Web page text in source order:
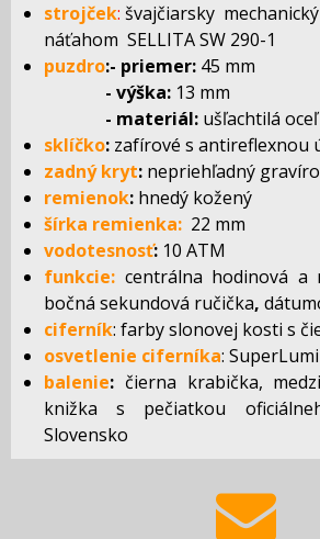
strojček: švajčiarsky
náťahom SELLITA SW 290-1
puzdro:- priemer: 45 mm
- výška: 13 mm
- materiál: ušľachtilá oceľ
sklíčko: zafírové s antireflexnou
zadný kryt: nepriehľadný
remienok: hnedý kožený
šírka remienka: 22 mm
vodotesnosť: 10 ATM
funkcie: centrálna hodinová a
bočná sekundová ručička,
ciferník: farby slonovej kosti s
osvetlenie ciferníka:
balenie: čierna krabička,
knižka s pečiatkou
Slovensko